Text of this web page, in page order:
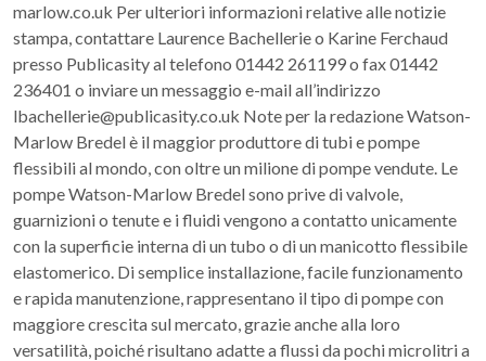
marlow.co.uk Per ulteriori informazioni relative alle notizie
stampa, contattare Laurence Bachellerie o Karine Ferchaud
presso Publicasity al telefono 01442 261199 o fax 01442
236401 o inviare un messaggio e-mail all’indirizzo
lbachellerie@publicasity.co.uk Note per la redazione Watson-
Marlow Bredel è il maggior produttore di tubi e pompe
flessibili al mondo, con oltre un milione di pompe vendute. Le
pompe Watson-Marlow Bredel sono prive di valvole,
guarnizioni o tenute e i fluidi vengono a contatto unicamente
con la superficie interna di un tubo o di un manicotto flessibile
elastomerico. Di semplice installazione, facile funzionamento
e rapida manutenzione, rappresentano il tipo di pompe con
maggiore crescita sul mercato, grazie anche alla loro
versatilità, poiché risultano adatte a flussi da pochi microlitri a